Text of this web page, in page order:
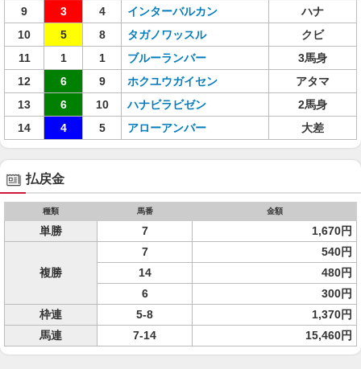
9
3 4 インターバルカン
ハナ
10
5 8 タガノワッスル
クビ
11
1 1 ブルーランバー
3馬身
12
6 9 ホクユウガイセン
アタマ
13
6 10 ハナビラビゼン
2馬身
14
4 5 アローアンバー 大差
払戻金
種類 馬番 金額
単勝 7 1,670円
複勝
7
540円
14
480円
6
300円
枠連
5-8
1,370円
馬連
7-14 15,460円